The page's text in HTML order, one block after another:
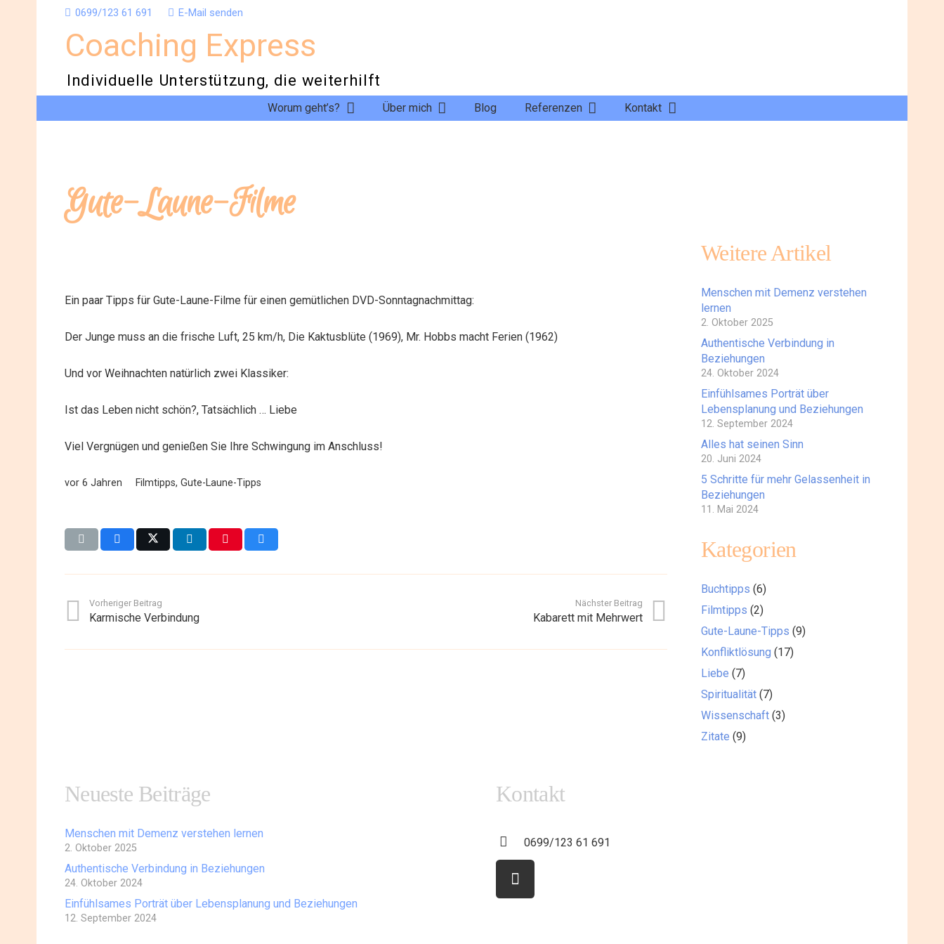
0699/123 61 691 E-Mail senden
Coaching Express
Individuelle Unterstützung, die weiterhilft
Worum geht’s? Über mich Blog Referenzen Kontakt
Gute-Laune-Filme
Ein paar Tipps für Gute-Laune-Filme für einen gemütlichen DVD-Sonntagnachmittag:
Der Junge muss an die frische Luft, 25 km/h, Die Kaktusblüte (1969), Mr. Hobbs macht Ferien (1962)
Und vor Weihnachten natürlich zwei Klassiker:
Ist das Leben nicht schön?, Tatsächlich … Liebe
Viel Vergnügen und genießen Sie Ihre Schwingung im Anschluss!
vor 6 Jahren Filmtipps,Gute-Laune-Tipps
Vorheriger Beitrag
Karmische Verbindung
Nächster Beitrag
Kabarett mit Mehrwert
Weitere Artikel
Menschen mit Demenz verstehen
lernen
2. Oktober 2025
Authentische Verbindung in
Beziehungen
24. Oktober 2024
Einfühlsames Porträt über
Lebensplanung und Beziehungen
12. September 2024
Alles hat seinen Sinn
20. Juni 2024
5 Schritte für mehr Gelassenheit in
Beziehungen
11. Mai 2024
Kategorien
Buchtipps (6)
Filmtipps (2)
Gute-Laune-Tipps (9)
Konfliktlösung (17)
Liebe (7)
Spiritualität (7)
Wissenschaft (3)
Zitate (9)
Neueste Beiträge
Menschen mit Demenz verstehen lernen
2. Oktober 2025
Authentische Verbindung in Beziehungen
24. Oktober 2024
Einfühlsames Porträt über Lebensplanung und Beziehungen
12. September 2024
Kontakt
0699/123 61 691